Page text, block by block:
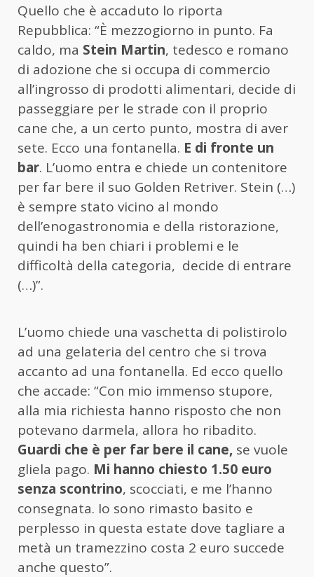
Quello che è accaduto lo riporta
Repubblica: “È mezzogiorno in punto. Fa
caldo, ma Stein Martin, tedesco e romano
di adozione che si occupa di commercio
all’ingrosso di prodotti alimentari, decide di
passeggiare per le strade con il proprio
cane che, a un certo punto, mostra di aver
sete. Ecco una fontanella. E di fronte un
bar. L’uomo entra e chiede un contenitore
per far bere il suo Golden Retriver. Stein (…)
è sempre stato vicino al mondo
dell’enogastronomia e della ristorazione,
quindi ha ben chiari i problemi e le
difficoltà della categoria, decide di entrare
(…)”.
L’uomo chiede una vaschetta di polistirolo
ad una gelateria del centro che si trova
accanto ad una fontanella. Ed ecco quello
che accade: “Con mio immenso stupore,
alla mia richiesta hanno risposto che non
potevano darmela, allora ho ribadito.
Guardi che è per far bere il cane, se vuole
gliela pago. Mi hanno chiesto 1.50 euro
senza scontrino, scocciati, e me l’hanno
consegnata. Io sono rimasto basito e
perplesso in questa estate dove tagliare a
metà un tramezzino costa 2 euro succede
anche questo”.